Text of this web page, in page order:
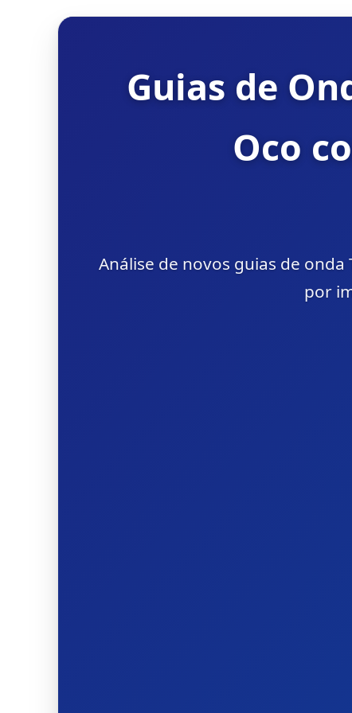
Guias de
Oco
Análise de novos guias de
por